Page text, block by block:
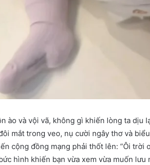
ào và vội vã, không gì khiến lòng ta dịu
mắt trong veo, nụ cười ngây thơ và
cộng đồng mạng phải thốt lên: “Ôi trời
hình khiến bạn vừa xem vừa muốn lưu